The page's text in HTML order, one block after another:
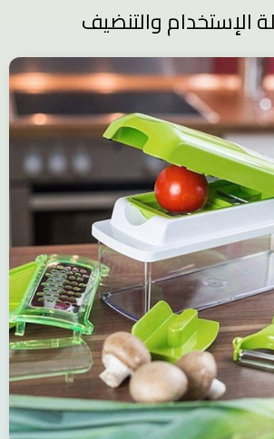
الإستخدام والتنضيف